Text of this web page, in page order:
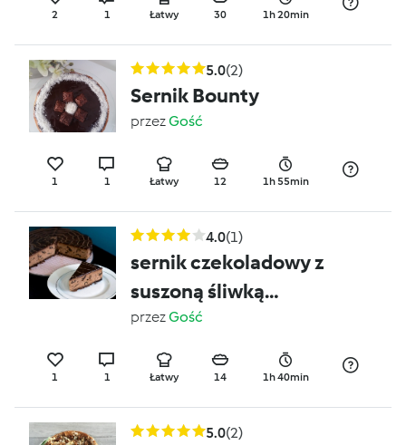
2 1 Łatwy 30 1h 20min
5.0(2)
Sernik Bounty
przezGość
1 1 Łatwy 12 1h 55min
4.0(1)
sernik czekoladowy z
suszoną śliwką
bezglutenowy
przezGość
1 1 Łatwy 14 1h 40min
5.0(2)